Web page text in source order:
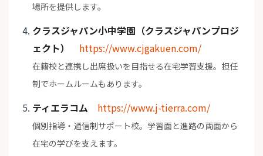
場所を提供します。
クラスジャパン小中学園（クラスジャパンプロジ
ェクト）
https://www.cjgakuen.com/
在籍校と連携し出席扱いを目指せる在宅学習支援。担任
制でホームルームもあります。
ティエラコム https://www.j-tierra.com/
個別指導・通信制サポート校。学習面と進路の両面から
在宅の学びを支えます。